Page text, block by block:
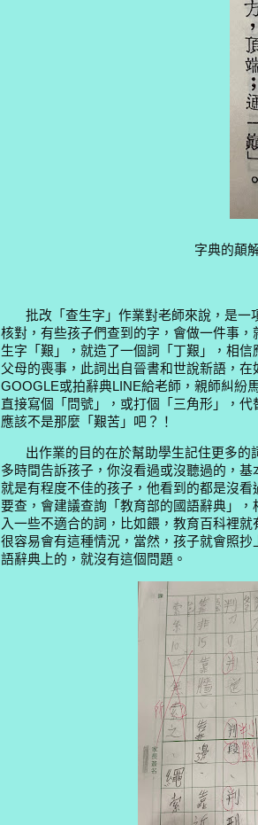
字典的顛
批改「查生字」作業對老師來說，是一
核對，有些孩子們查到的字，會做一件事
生字「艱」，就造了一個詞「丁艱」，相
父母的喪事，此詞出自晉書和世說新語，
GOOGLE或拍辭典LINE給老師，親師糾紛
直接寫個「問號」，或打個「三角形」，
應該不是那麼「艱苦」吧？！
出作業的目的在於幫助學生記住更多的
多時間告訴孩子，你沒看過或沒聽過的，
就是有程度不佳的孩子，他看到的都是沒
要查，會建議查詢「教育部的國語辭典」
入一些不適合的詞，比如餵，教育百科裡
很容易會有這種情況，當然，孩子就會照
語辭典上的，就沒有這個問題。